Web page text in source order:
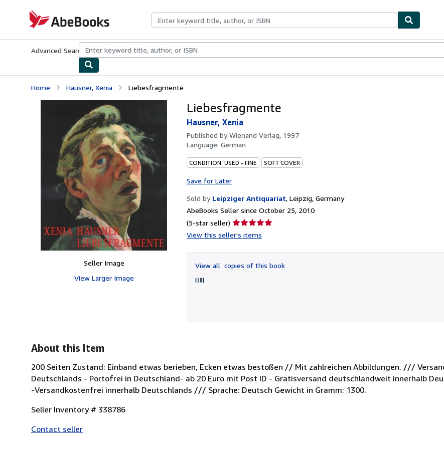
AbeBooks.com
Advanced Search Browse CollectionsRare BooksArt & Collectibles
Home Hausner, Xenia Liebesfragmente
Seller Image
View Larger Image
Liebesfragmente
Hausner, Xenia
Published byWienand Verlag, 1997
Language: German
CONDITION: USED - FINE SOFT COVER
Save for Later
Sold by Leipziger Antiquariat, Leipzig, Germany
AbeBooks Seller since October 25, 2010
(5-star seller) Seller
rating
of
5
View this seller's items
View all copies of this book
About this Item
200 Seiten Zustand: Einband etwas berieben, Ecken etwas bestoßen // Mit zahlreichen Abbildungen. ///
Deutschlands - Portofrei in Deutschland- ab 20 Euro mit Post ID - Gratisversand deutschlandweit innerhalb
-Versandkostenfrei innerhalb Deutschlands /// Sprache: Deutsch Gewicht in Gramm: 1300.
Seller Inventory # 338786
Contact seller